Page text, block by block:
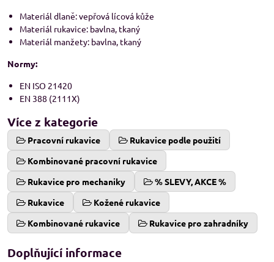
Materiál dlaně: vepřová lícová kůže
Materiál rukavice: bavlna, tkaný
Materiál manžety: bavlna, tkaný
Normy:
EN ISO 21420
EN 388 (2111X)
Více z kategorie
Pracovní rukavice
Rukavice podle použití
Kombinované pracovní rukavice
Rukavice pro mechaniky
% SLEVY, AKCE %
Rukavice
Kožené rukavice
Kombinované rukavice
Rukavice pro zahradníky
Doplňující informace